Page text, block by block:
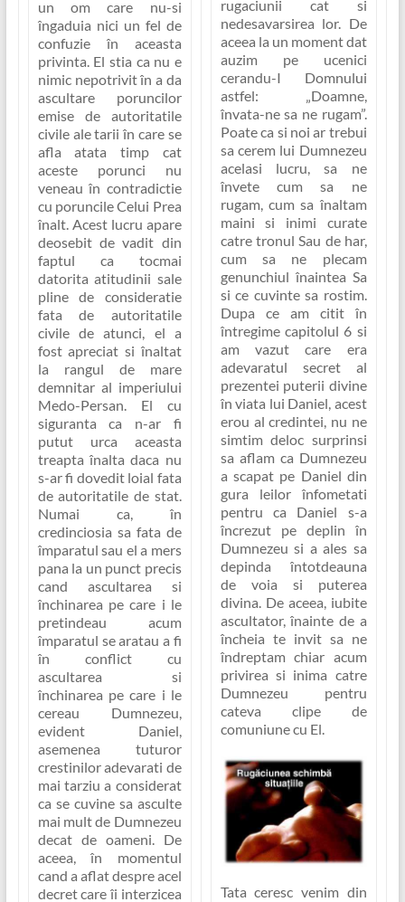
un om care nu-si
îngaduia nici un fel de
confuzie în aceasta
privinta. El stia ca nu e
nimic nepotrivit în a da
ascultare poruncilor
emise de autoritatile
civile ale tarii în care se
afla atata timp cat
aceste porunci nu
veneau în contradictie
cu poruncile Celui Prea
înalt. Acest lucru apare
deosebit de vadit din
faptul ca tocmai
datorita atitudinii sale
pline de consideratie
fata de autoritatile
civile de atunci, el a
fost apreciat si înaltat
la rangul de mare
demnitar al imperiului
Medo-Persan. El cu
siguranta ca n-ar fi
putut urca aceasta
treapta înalta daca nu
s-ar fi dovedit loial fata
de autoritatile de stat.
Numai ca, în
credinciosia sa fata de
împaratul sau el a mers
pana la un punct precis
cand ascultarea si
închinarea pe care i le
pretindeau acum
împaratul se aratau a fi
în conflict cu
ascultarea si
închinarea pe care i le
cereau Dumnezeu,
evident Daniel,
asemenea tuturor
crestinilor adevarati de
mai tarziu a considerat
ca se cuvine sa asculte
mai mult de Dumnezeu
decat de oameni. De
aceea, în momentul
cand a aflat despre acel
decret care îi interzicea
rugaciunii cat si
nedesavarsirea lor. De
aceea la un moment dat
auzim pe ucenici
cerandu-I Domnului
astfel: „Doamne,
învata-ne sa ne rugam”.
Poate ca si noi ar trebui
sa cerem lui Dumnezeu
acelasi lucru, sa ne
învete cum sa ne
rugam, cum sa înaltam
maini si inimi curate
catre tronul Sau de har,
cum sa ne plecam
genunchiul înaintea Sa
si ce cuvinte sa rostim.
Dupa ce am citit în
întregime capitolul 6 si
am vazut care era
adevaratul secret al
prezentei puterii divine
în viata lui Daniel, acest
erou al credintei, nu ne
simtim deloc surprinsi
sa aflam ca Dumnezeu
a scapat pe Daniel din
gura leilor înfometati
pentru ca Daniel s-a
încrezut pe deplin în
Dumnezeu si a ales sa
depinda întotdeauna
de voia si puterea
divina. De aceea, iubite
ascultator, înainte de a
încheia te invit sa ne
îndreptam chiar acum
privirea si inima catre
Dumnezeu pentru
cateva clipe de
comuniune cu El.
Tata ceresc venim din